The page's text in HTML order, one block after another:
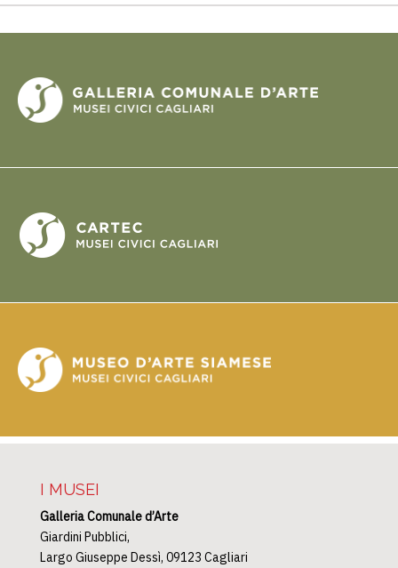
I MUSEI
Galleria Comunale d’Arte
Giardini Pubblici,
Largo Giuseppe Dessì, 09123 Cagliari